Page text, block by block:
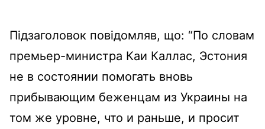
Підзаголовок повідомляв, що: “По словам
премьер-министра Каи Каллас, Эстония
не в состоянии помогать вновь
прибывающим беженцам из Украины на
том же уровне, что и раньше, и просит